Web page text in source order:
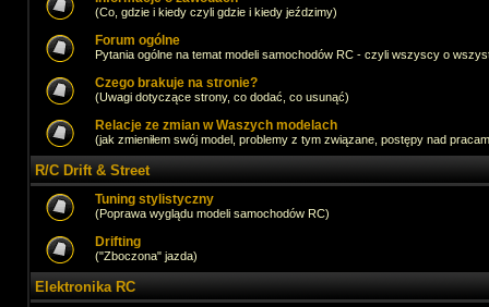
(Co, gdzie i kiedy czyli gdzie i kiedy jeździmy)
Forum ogólne
Pytania ogólne na temat modeli samochodów RC - czyli wszyscy o
Czego brakuje na stronie?
(Uwagi dotyczące strony, co dodać, co usunąć)
Relacje ze zmian w Waszych modelach
(jak zmieniłem swój model, problemy z tym związane, postępy nad
R/C Drift & Street
Tuning stylistyczny
(Poprawa wyglądu modeli samochodów RC)
Drifting
("Zboczona" jazda)
Elektronika RC